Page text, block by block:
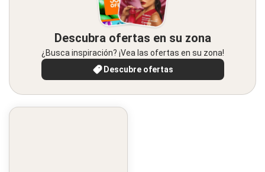
Descubra ofertas en su zona
¿Busca inspiración? ¡Vea las ofertas en su zona!
Descubre ofertas